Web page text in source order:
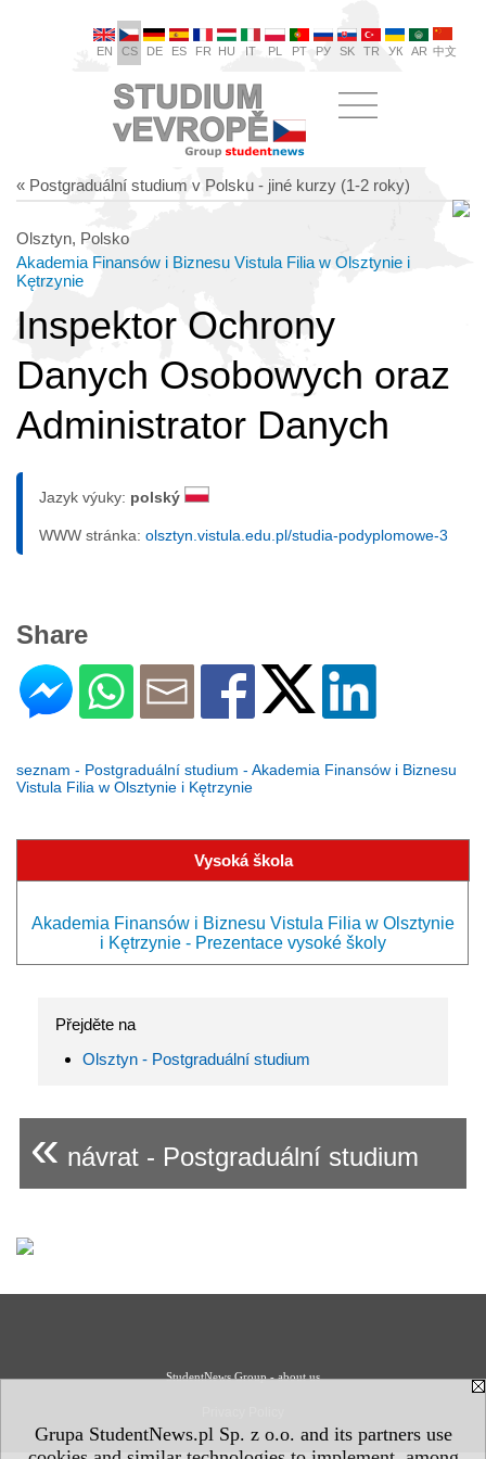
Grupa StudentNews.pl Sp. z o.o. and its partners use
EN CS DE ES FR HU IT PL PT РУ SK TR УК AR 中文
« Postgraduální studium v Polsku - jiné kurzy (1-2 roky)
Olsztyn, Polsko
Akademia Finansów i Biznesu Vistula Filia w Olsztynie i
Kętrzynie
Inspektor Ochrony
Danych Osobowych oraz
Administrator Danych
Jazyk výuky: polský
WWW stránka: olsztyn.vistula.edu.pl/studia-podyplomowe-3
Share
seznam - Postgraduální studium - Akademia Finansów i Biznesu
Vistula Filia w Olsztynie i Kętrzynie
Vysoká škola
Akademia Finansów i Biznesu Vistula Filia w Olsztynie
i Kętrzynie - Prezentace vysoké školy
Přejděte na
Olsztyn - Postgraduální studium
« návrat - Postgraduální studium
StudentNews Group - about us